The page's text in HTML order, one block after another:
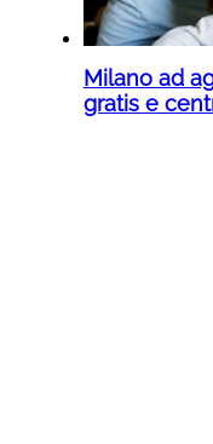
Milano ad
gratis e